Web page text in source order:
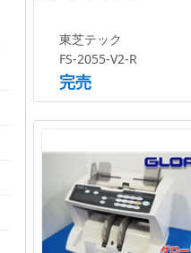
東芝テック
FS-2055-V2-R
完売